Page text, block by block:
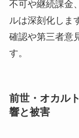
不可や継続課金
ルは深刻化しま
確認や第三者意
す。
前世・オカル
響と被害